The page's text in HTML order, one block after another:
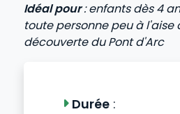
Idéal pour: enfants dès 4
toute personne peu à l'aise
découverte du Pont d'Arc
Durée: